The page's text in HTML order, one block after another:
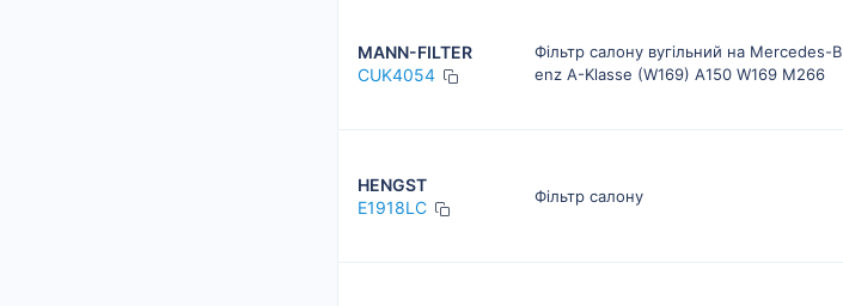
MANN-FILTER
CUK4054
Фільтр салону вугільний на Mercedes-B
enz A-Klasse (W169) A150 W169 M266
HENGST
E1918LC
Фільтр салону